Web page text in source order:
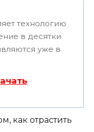
технологию
в десятки
уже в
как отрастить